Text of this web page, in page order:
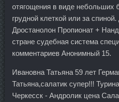
отягощения в виде небольших
грудной клеткой или за
Дростанолон Пропионат +
стране судебная система
комментариев Анонимный 15.
Ивановна Татьяна 59 лет
Татьяна,салатик супер!!!
Черкесск - Андролик цена